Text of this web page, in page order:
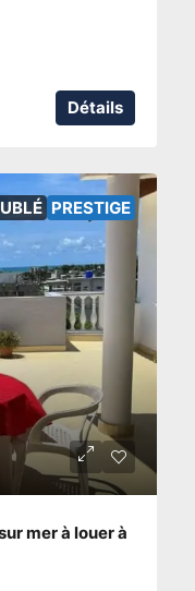
Détails
PRESTIGE
mer à louer à